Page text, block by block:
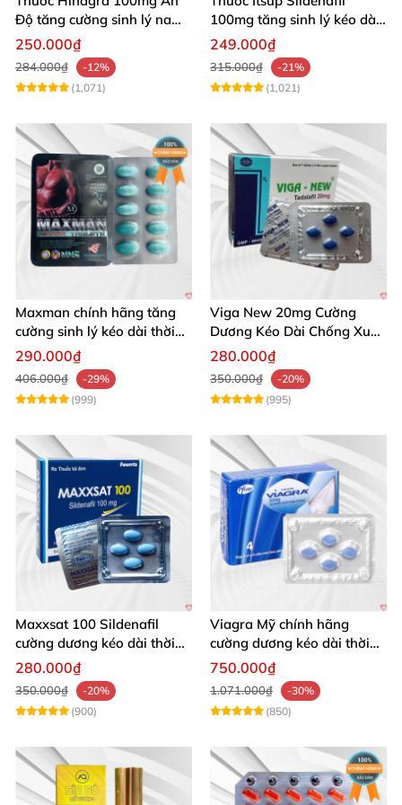
Độ tăng cường sinh lý nam
hindgra-100 chống xts
cương dương
250.000₫
284.000₫
-12%
(1,071)
100mg tăng sinh lý kéo dài
quan hệ nam giới
249.000₫
315.000₫
-21%
(1,021)
Maxman chính hãng tăng
cường sinh lý kéo dài thời
gian xuất tinh
290.000₫
406.000₫
-29%
(999)
Viga New 20mg Cường
Dương Kéo Dài Chống Xuất
Tinh Hộp 4 Viên
280.000₫
350.000₫
-20%
(995)
Maxxsat 100 Sildenafil
cường dương kéo dài thời
gian cho nam
280.000₫
350.000₫
-20%
(900)
Viagra Mỹ chính hãng
cường dương kéo dài thời
gian nhập khẩu
750.000₫
1.071.000₫
-30%
(850)